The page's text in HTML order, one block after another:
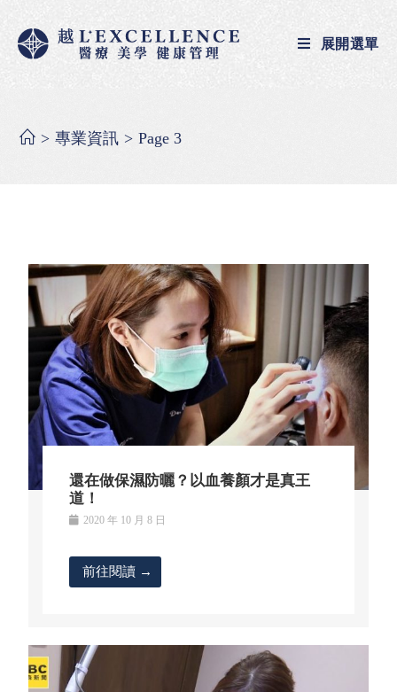
展開選單
> 專業資訊 > Page 3
還在做保濕防曬？以血養顏才是真王
道！
2020 年 10 月 8 日
前往閱讀 →